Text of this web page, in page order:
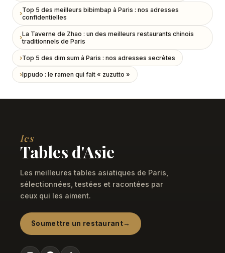
Top 5 des meilleurs bibimbap à Paris : nos adresses
confidentielles
La Taverne de Zhao : un des meilleurs restaurants chinois
traditionnels de Paris
Top 5 des dim sum à Paris : nos adresses secrètes
Ippudo : le ramen qui fait « zuzutto »
les
Tables d'Asie
Les meilleures tables asiatiques de Paris,
sélectionnées, testées et racontées par
ceux qui les aiment.
Soumettre un restaurant